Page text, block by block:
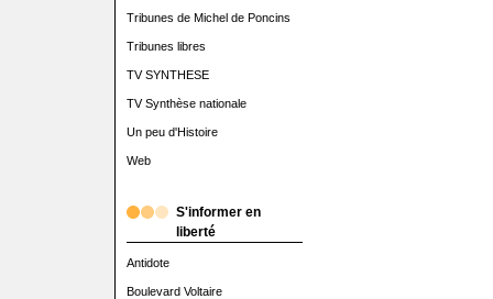
Tribunes de Michel de Poncins
Tribunes libres
TV SYNTHESE
TV Synthèse nationale
Un peu d'Histoire
Web
S'informer en
liberté
Antidote
Boulevard Voltaire